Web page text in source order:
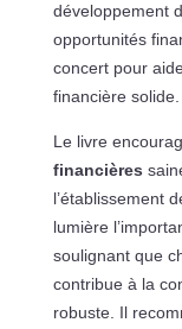
développement
opportunités
concert pour
financière solide.
Le livre
financières
l’établissement
lumière
soulignant que
contribue à la
robuste. Il